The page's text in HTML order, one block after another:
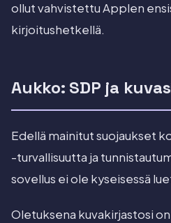
ollut vahvistettu Applen
kirjoitushetkellä.
Aukko: SDP ja
Edellä mainitut suojaukset
-turvallisuutta ja
sovellus ei ole kyseisessä
Oletuksena kuvakirjastosi